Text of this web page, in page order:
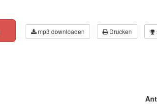
mp3 downloaden Drucken